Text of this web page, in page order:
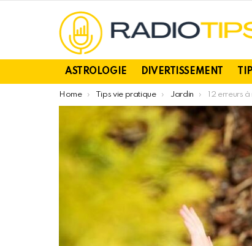
ASTROLOGIE DIVERTISSEMENT
You are here:
Home Tips vie pratique Jardin 12 erreurs à ne